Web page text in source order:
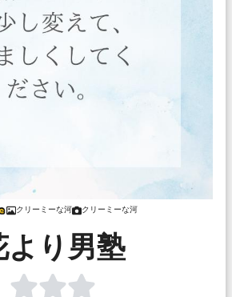
クリーミーな河 クリーミーな河
より男塾